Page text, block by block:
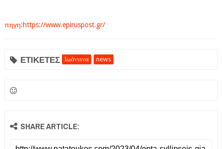
πηγη:https://www.epiruspost.gr/
ΕΤΙΚΕΤΕΣ Ιωάννινα news
SHARE ARTICLE: